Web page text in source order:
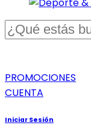
PROMOCIONES
CUENTA
Iniciar Sesión